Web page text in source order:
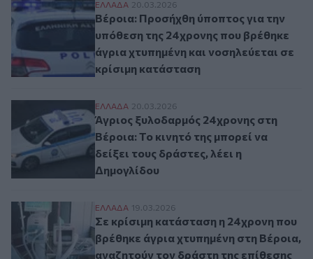
Βέροια: Προσήχθη ύποπτος για την
ΕΛΛAΔΑ 20.03.2026
Βέροια: Προσήχθη ύποπτος για την
υπόθεση της 24χρονης που βρέθηκε
άγρια χτυπημένη και νοσηλεύεται σε
κρίσιμη κατάσταση
Άγριος ξυλοδαρμός 24χρονης στη
ΕΛΛAΔΑ 20.03.2026
Άγριος ξυλοδαρμός 24χρονης στη
Βέροια: Το κινητό της μπορεί να
δείξει τους δράστες, λέει η
Δημογλίδου
Σε κρίσιμη κατάσταση η 24χρονη που
ΕΛΛAΔΑ 19.03.2026
Σε κρίσιμη κατάσταση η 24χρονη που
βρέθηκε άγρια χτυπημένη στη Βέροια,
αναζητούν τον δράστη της επίθεσης